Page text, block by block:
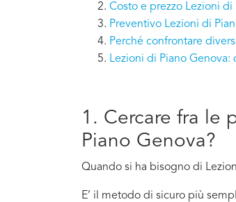
Costo e prezzo Lezioni di
Preventivo Lezioni di
Perché confrontare
Lezioni di Piano
1. Cercare fra le
Piano Genova?
Quando si ha bisogno di
E’ il metodo di sicuro più